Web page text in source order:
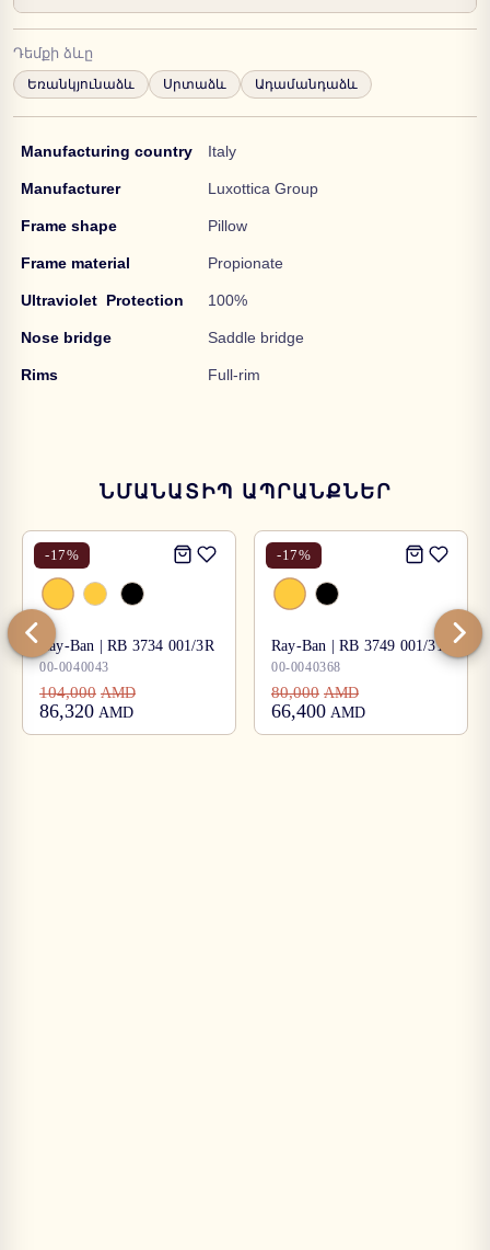
Դեմքի ձևը
Եռանկյունաձև Սրտաձև Ադամանդաձև
Manufacturing country Italy
Manufacturer Luxottica Group
Frame shape Pillow
Frame material Propionate
Ultraviolet Protection 100%
Nose bridge Saddle bridge
Rims Full-rim
ՆՄԱՆԱՏԻՊ ԱՊՐԱՆՔՆԵՐ
-17%
Ray-Ban | RB 3734 001/3R
00-0040043
104,000 AMD
86,320 AMD
-17%
Ray-Ban | RB 3749 001/31
00-0040368
80,000 AMD
66,400 AMD